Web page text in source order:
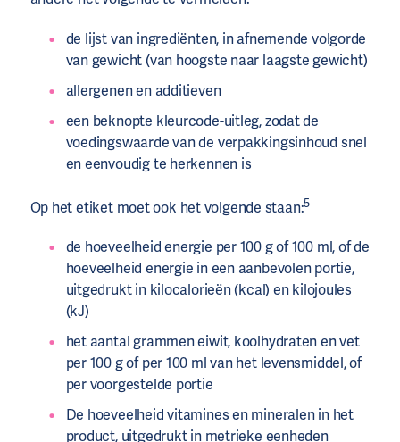
de lijst van ingrediënten, in afnemende volgorde
van gewicht (van hoogste naar laagste gewicht)
allergenen en additieven
een beknopte kleurcode-uitleg, zodat de
voedingswaarde van de verpakkingsinhoud snel
en eenvoudig te herkennen is
Op het etiket moet ook het volgende staan:5
de hoeveelheid energie per 100 g of 100 ml, of de
hoeveelheid energie in een aanbevolen portie,
uitgedrukt in kilocalorieën (kcal) en kilojoules
(kJ)
het aantal grammen eiwit, koolhydraten en vet
per 100 g of per 100 ml van het levensmiddel, of
per voorgestelde portie
De hoeveelheid vitamines en mineralen in het
product, uitgedrukt in metrieke eenheden